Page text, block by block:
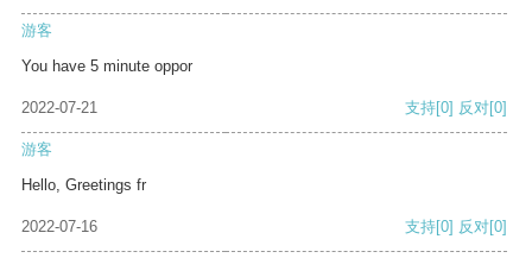
游客
You have 5 minute oppor
2022-07-21 支持[0] 反对[0]
游客
Hello, Greetings fr
2022-07-16 支持[0] 反对[0]